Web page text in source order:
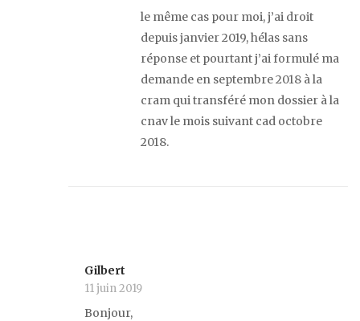
le même cas pour moi, j’ai droit
depuis janvier 2019, hélas sans
réponse et pourtant j’ai formulé ma
demande en septembre 2018 à la
cram qui transféré mon dossier à la
cnav le mois suivant cad octobre
2018.
Gilbert
11 juin 2019
Bonjour,